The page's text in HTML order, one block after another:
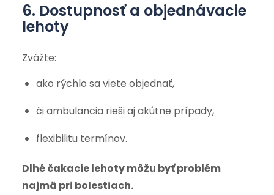
6. Dostupnosť a objednávacie
lehoty
Zvážte:
ako rýchlo sa viete objednať,
či ambulancia rieši aj akútne prípady,
flexibilitu termínov.
Dlhé čakacie lehoty môžu byť problém
najmä pri bolestiach.